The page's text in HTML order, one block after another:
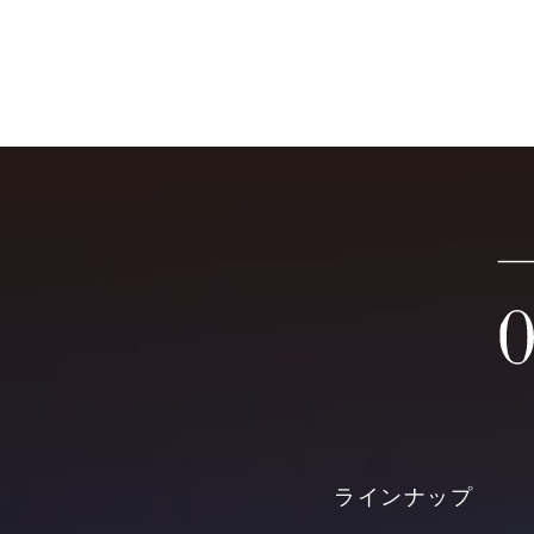
ラインナップ